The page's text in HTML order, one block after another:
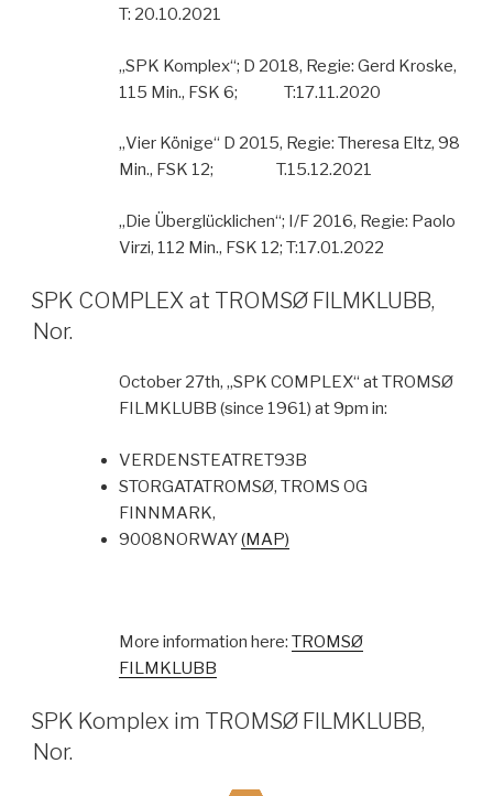
T: 20.10.2021
„SPK Komplex“; D 2018, Regie: Gerd Kroske,
115 Min., FSK 6; T:17.11.2020
„Vier Könige“ D 2015, Regie: Theresa Eltz, 98
Min., FSK 12; T.15.12.2021
„Die Überglücklichen“; I/F 2016, Regie: Paolo
Virzi, 112 Min., FSK 12; T:17.01.2022
SPK COMPLEX at TROMSØ FILMKLUBB,
Nor.
October 27th, „SPK COMPLEX“ at TROMSØ
FILMKLUBB (since 1961) at 9pm in:
VERDENSTEATRET93B
STORGATATROMSØ, TROMS OG
FINNMARK,
9008NORWAY(MAP)
More information here: TROMSØ
FILMKLUBB
SPK Komplex im TROMSØ FILMKLUBB,
Nor.